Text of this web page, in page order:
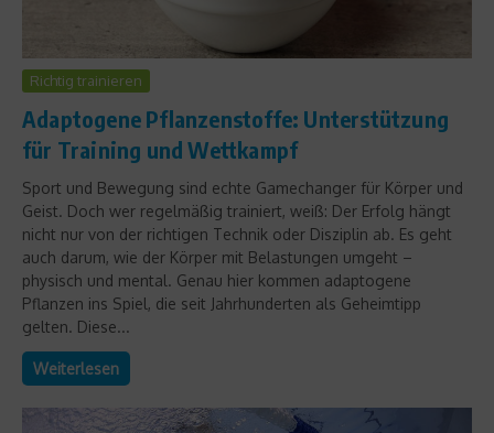
Richtig trainieren
Adaptogene Pflanzenstoffe: Unterstützung
für Training und Wettkampf
Sport und Bewegung sind echte Gamechanger für Körper und
Geist. Doch wer regelmäßig trainiert, weiß: Der Erfolg hängt
nicht nur von der richtigen Technik oder Disziplin ab. Es geht
auch darum, wie der Körper mit Belastungen umgeht –
physisch und mental. Genau hier kommen adaptogene
Pflanzen ins Spiel, die seit Jahrhunderten als Geheimtipp
gelten. Diese...
Weiterlesen